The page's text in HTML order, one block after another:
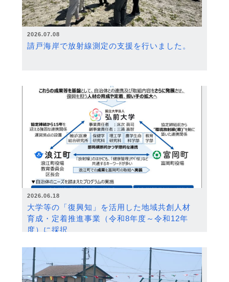
2026.07.08
請戸海岸で放射線測定の支援を行いました。
2026.06.18
大学等の「復興知」を活用した地域共創人材
育成・定着推進事業（令和8年度～令和12年
度）に採択